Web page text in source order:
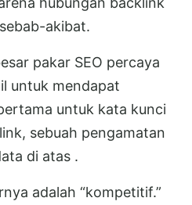
akibat.
pakar SEO percaya
untuk mendapat
untuk kata kunci
sebuah pengamatan
di atas .
adalah “kompetitif.”